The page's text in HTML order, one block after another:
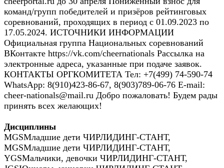
команд/групп победителей и призёров рейтинговых
соревнований, проходящих в период с 01.09.2023 по
17.05.2024. ИСТОЧНИКИ ИНФОРМАЦИИ
Официальная группа Национальных соревнований
ВКонтакте https://vk.com/cheernationals Рассылка на
электронные адреса, указанные при подаче заявок.
КОНТАКТЫ ОРГКОМИТЕТА Тел: +7(499) 74-590-74
WhatsApp: 8(910)423-86-67, 8(903)789-06-76 E-mail:
cheer-nationals@mail.ru Добро пожаловать! Будем рады
принять всех желающих!
Дисциплины
MGSМладшие дети ЧИРЛИДИНГ-СТАНТ,
MGSМладшие дети ЧИРЛИДИНГ-СТАНТ,
YGSМальчики, девочки ЧИРЛИДИНГ-СТАНТ,